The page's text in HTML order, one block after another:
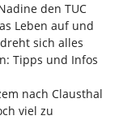
den TUC
Leben auf und
sich alles
Tipps und Infos
nach Clausthal
viel zu